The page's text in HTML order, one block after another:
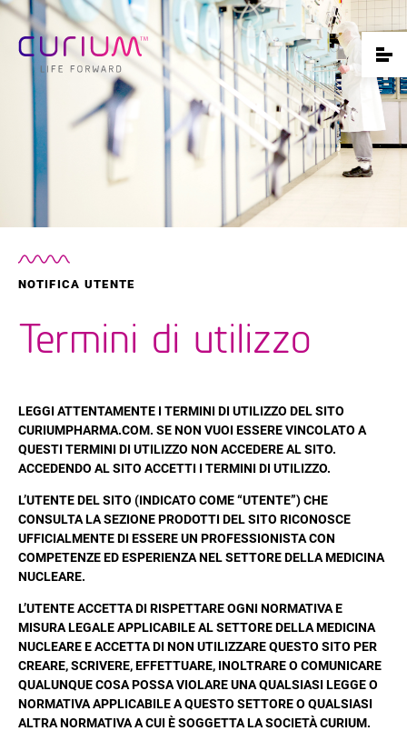
NOTIFICA UTENTE
Termini di utilizzo
LEGGI ATTENTAMENTE I TERMINI DI UTILIZZO DEL SITO
CURIUMPHARMA.COM. SE NON VUOI ESSERE VINCOLATO A
QUESTI TERMINI DI UTILIZZO NON ACCEDERE AL SITO.
ACCEDENDO AL SITO ACCETTI I TERMINI DI UTILIZZO.
L’UTENTE DEL SITO (INDICATO COME “UTENTE”) CHE
CONSULTA LA SEZIONE PRODOTTI DEL SITO RICONOSCE
UFFICIALMENTE DI ESSERE UN PROFESSIONISTA CON
COMPETENZE ED ESPERIENZA NEL SETTORE DELLA MEDICINA
NUCLEARE.
L’UTENTE ACCETTA DI RISPETTARE OGNI NORMATIVA E
MISURA LEGALE APPLICABILE AL SETTORE DELLA MEDICINA
NUCLEARE E ACCETTA DI NON UTILIZZARE QUESTO SITO PER
CREARE, SCRIVERE, EFFETTUARE, INOLTRARE O COMUNICARE
QUALUNQUE COSA POSSA VIOLARE UNA QUALSIASI LEGGE O
NORMATIVA APPLICABILE A QUESTO SETTORE O QUALSIASI
ALTRA NORMATIVA A CUI È SOGGETTA LA SOCIETÀ CURIUM.